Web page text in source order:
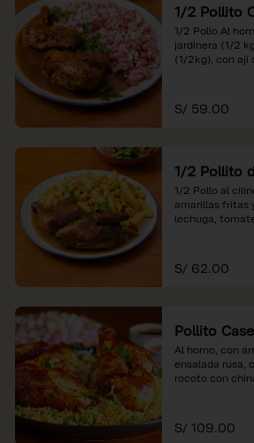
1/2 Pollito
1/2 Pollo Al
jardinera (1/2
(1/2kg), con aji
*Nuestros
soles e
S/ 59.00
1/2 Pollito
1/2 Pollo al
amarillas fritas
lechuga,
*Nuestros
soles e
S/ 62.00
Pollito
Al horno, con
ensalada rusa,
rocoto con
soles e
recargo al
S/ 109.00